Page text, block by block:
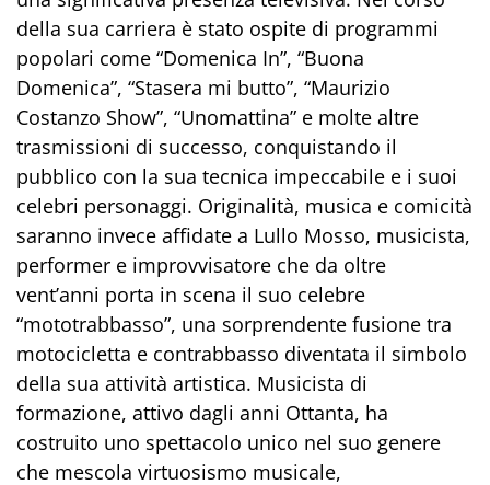
della sua carriera è stato ospite di programmi
popolari come “Domenica In”, “Buona
Domenica”, “Stasera mi butto”, “Maurizio
Costanzo Show”, “Unomattina” e molte altre
trasmissioni di successo, conquistando il
pubblico con la sua tecnica impeccabile e i suoi
celebri personaggi. Originalità, musica e comicità
saranno invece affidate a Lullo Mosso, musicista,
performer e improvvisatore che da oltre
vent’anni porta in scena il suo celebre
“mototrabbasso”, una sorprendente fusione tra
motocicletta e contrabbasso diventata il simbolo
della sua attività artistica. Musicista di
formazione, attivo dagli anni Ottanta, ha
costruito uno spettacolo unico nel suo genere
che mescola virtuosismo musicale,